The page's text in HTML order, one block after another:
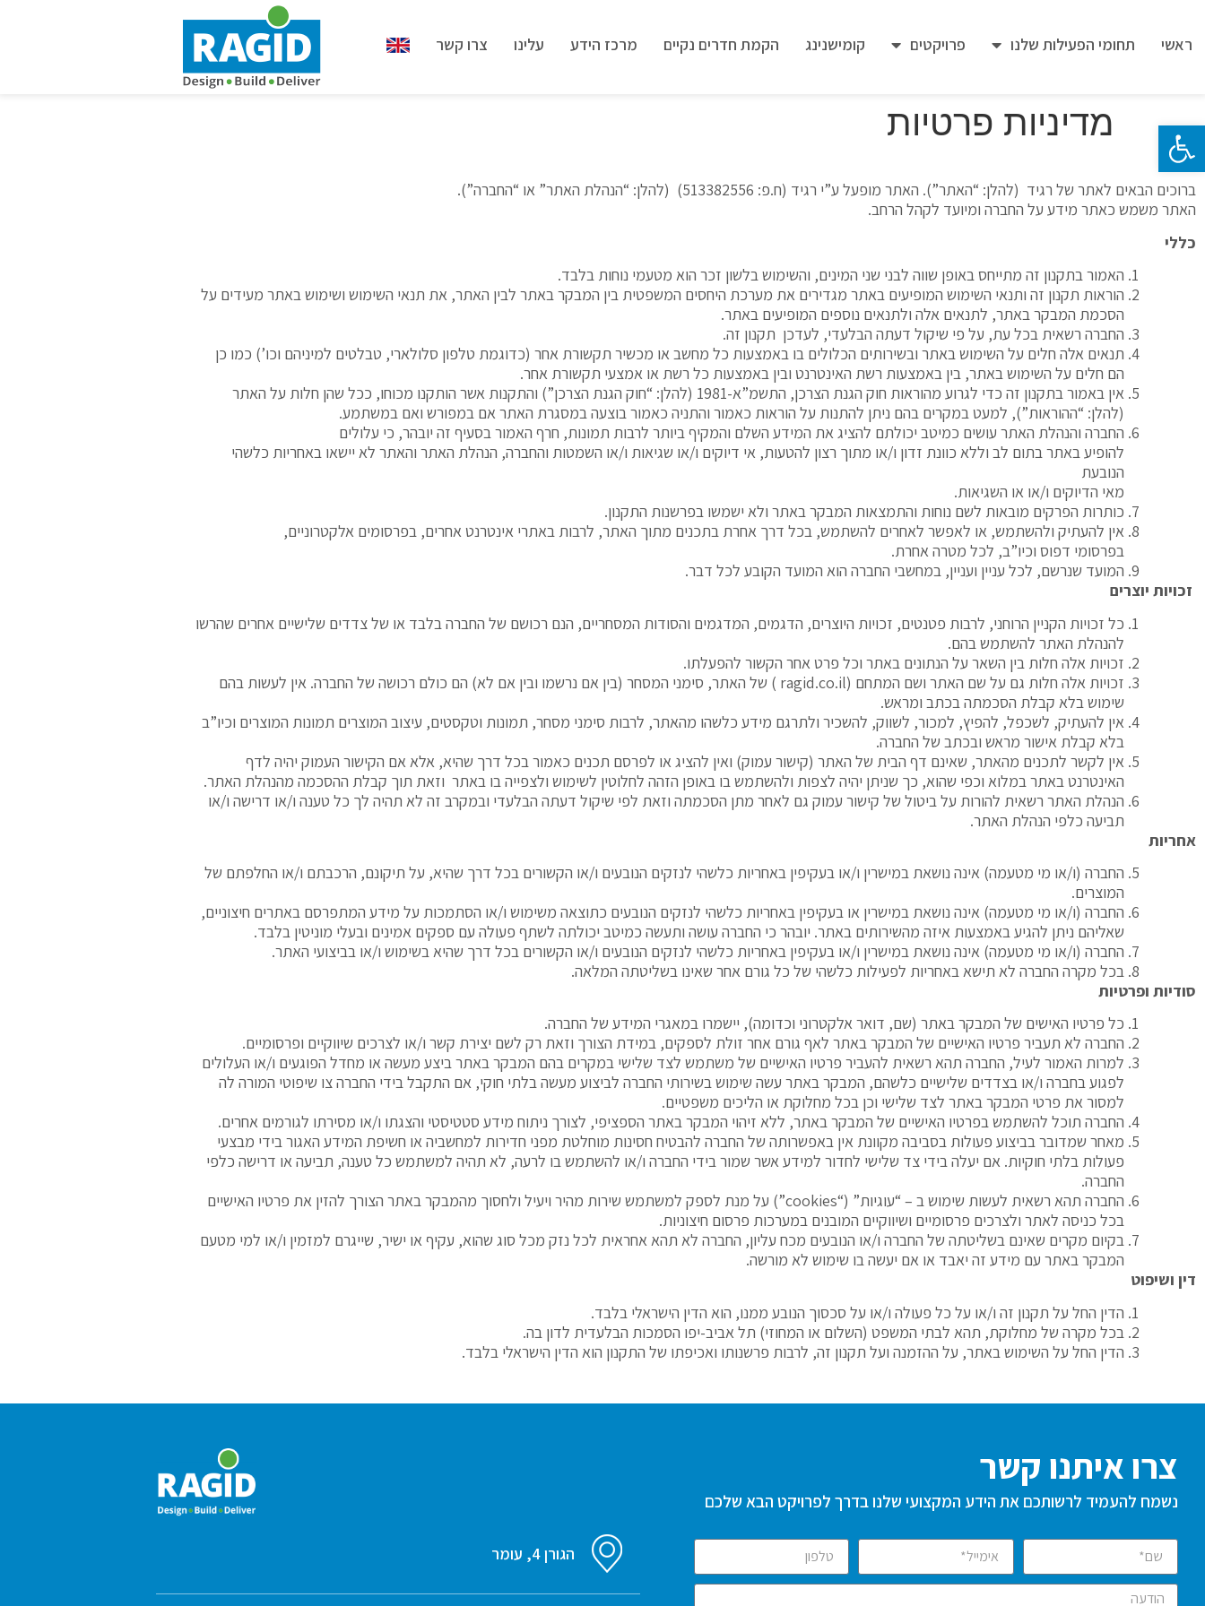
פתח סרגל נגישות
ראשי תחומי הפעילות שלנו פרויקטים קומישנינג הקמת חדרים נקיים מרכז הידע עלינו צרו קשר
מדיניות פרטיות
ברוכים הבאים לאתר של רגיד (להלן: “האתר”). האתר מופעל ע”י רגיד (ח.פ: 513382556) (להלן: “הנהלת האתר” או “החברה”).
האתר משמש כאתר מידע על החברה ומיועד לקהל הרחב.
כללי
האמור בתקנון זה מתייחס באופן שווה לבני שני המינים, והשימוש בלשון זכר הוא מטעמי נוחות בלבד.
הוראות תקנון זה ותנאי השימוש המופיעים באתר מגדירים את מערכת היחסים המשפטית בין המבקר באתר לבין האתר, את תנאי השימוש ושימוש באתר מעידים על
הסכמת המבקר באתר, לתנאים אלה ולתנאים נוספים המופיעים באתר.
החברה רשאית בכל עת, על פי שיקול דעתה הבלעדי, לעדכן תקנון זה.
תנאים אלה חלים על השימוש באתר ובשירותים הכלולים בו באמצעות כל מחשב או מכשיר תקשורת אחר (כדוגמת טלפון סלולארי, טבלטים למיניהם וכו’) כמו כן
הם חלים על השימוש באתר, בין באמצעות רשת האינטרנט ובין באמצעות כל רשת או אמצעי תקשורת אחר.
אין באמור בתקנון זה כדי לגרוע מהוראות חוק הגנת הצרכן, התשמ”א-1981 (להלן: “חוק הגנת הצרכן”) והתקנות אשר הותקנו מכוחו, ככל שהן חלות על האתר
(להלן: “ההוראות”), למעט במקרים בהם ניתן להתנות על הוראות כאמור והתניה כאמור בוצעה במסגרת האתר אם במפורש ואם במשתמע.
החברה והנהלת האתר עושים כמיטב יכולתם להציג את המידע השלם והמקיף ביותר לרבות תמונות, חרף האמור בסעיף זה יובהר, כי עלולים
להופיע באתר בתום לב וללא כוונת זדון ו/או מתוך רצון להטעות, אי דיוקים ו/או שגיאות ו/או השמטות והחברה, הנהלת האתר והאתר לא יישאו באחריות כלשהי
הנובעת
מאי הדיוקים ו/או או השגיאות.
כותרות הפרקים מובאות לשם נוחות והתמצאות המבקר באתר ולא ישמשו בפרשנות התקנון.
אין להעתיק ולהשתמש, או לאפשר לאחרים להשתמש, בכל דרך אחרת בתכנים מתוך האתר, לרבות באתרי אינטרנט אחרים, בפרסומים אלקטרוניים,
בפרסומי דפוס וכיו”ב, לכל מטרה אחרת.
המועד שנרשם, לכל עניין ועניין, במחשבי החברה הוא המועד הקובע לכל דבר.
זכויות יוצרים
כל זכויות הקניין הרוחני, לרבות פטנטים, זכויות היוצרים, הדגמים, המדגמים והסודות המסחריים, הנם רכושם של החברה בלבד או של צדדים שלישיים אחרים שהרשו
להנהלת האתר להשתמש בהם.
זכויות אלה חלות בין השאר על הנתונים באתר וכל פרט אחר הקשור להפעלתו.
זכויות אלה חלות גם על שם האתר ושם המתחם (ragid.co.il ) של האתר, סימני המסחר (בין אם נרשמו ובין אם לא) הם כולם רכושה של החברה. אין לעשות בהם
שימוש בלא קבלת הסכמתה בכתב ומראש.
אין להעתיק, לשכפל, להפיץ, למכור, לשווק, להשכיר ולתרגם מידע כלשהו מהאתר, לרבות סימני מסחר, תמונות וטקסטים, עיצוב המוצרים תמונות המוצרים וכיו”ב
בלא קבלת אישור מראש ובכתב של החברה.
אין לקשר לתכנים מהאתר, שאינם דף הבית של האתר (קישור עמוק) ואין להציג או לפרסם תכנים כאמור בכל דרך שהיא, אלא אם הקישור העמוק יהיה לדף
האינטרנט באתר במלוא וכפי שהוא, כך שניתן יהיה לצפות ולהשתמש בו באופן הזהה לחלוטין לשימוש ולצפייה בו באתר וזאת תוך קבלת ההסכמה מהנהלת האתר.
הנהלת האתר רשאית להורות על ביטול של קישור עמוק גם לאחר מתן הסכמתה וזאת לפי שיקול דעתה הבלעדי ובמקרב זה לא תהיה לך כל טענה ו/או דרישה ו/או
תביעה כלפי הנהלת האתר.
אחריות
החברה (ו/או מי מטעמה) אינה נושאת במישרין ו/או בעקיפין באחריות כלשהי לנזקים הנובעים ו/או הקשורים בכל דרך שהיא, על תיקונם, הרכבתם ו/או החלפתם של
המוצרים.
החברה (ו/או מי מטעמה) אינה נושאת במישרין או בעקיפין באחריות כלשהי לנזקים הנובעים כתוצאה משימוש ו/או הסתמכות על מידע המתפרסם באתרים חיצוניים,
שאליהם ניתן להגיע באמצעות איזה מהשירותים באתר. יובהר כי החברה עושה ותעשה כמיטב יכולתה לשתף פעולה עם ספקים אמינים ובעלי מוניטין בלבד.
החברה (ו/או מי מטעמה) אינה נושאת במישרין ו/או בעקיפין באחריות כלשהי לנזקים הנובעים ו/או הקשורים בכל דרך שהיא בשימוש ו/או בביצועי האתר.
בכל מקרה החברה לא תישא באחריות לפעילות כלשהי של כל גורם אחר שאינו בשליטתה המלאה.
סודיות ופרטיות
כל פרטיו האישים של המבקר באתר (שם, דואר אלקטרוני וכדומה), יישמרו במאגרי המידע של החברה.
החברה לא תעביר פרטיו האישיים של המבקר באתר לאף גורם אחר זולת לספקים, במידת הצורך וזאת רק לשם יצירת קשר ו/או לצרכים שיווקיים ופרסומיים.
למרות האמור לעיל, החברה תהא רשאית להעביר פרטיו האישיים של משתמש לצד שלישי במקרים בהם המבקר באתר ביצע מעשה או מחדל הפוגעים ו/או העלולים
לפגוע בחברה ו/או בצדדים שלישיים כלשהם, המבקר באתר עשה שימוש בשירותי החברה לביצוע מעשה בלתי חוקי, אם התקבל בידי החברה צו שיפוטי המורה לה
למסור את פרטי המבקר באתר לצד שלישי וכן בכל מחלוקת או הליכים משפטיים.
החברה תוכל להשתמש בפרטיו האישיים של המבקר באתר, ללא זיהוי המבקר באתר הספציפי, לצורך ניתוח מידע סטטיסטי והצגתו ו/או מסירתו לגורמים אחרים.
מאחר שמדובר בביצוע פעולות בסביבה מקוונת אין באפשרותה של החברה להבטיח חסינות מוחלטת מפני חדירות למחשביה או חשיפת המידע האגור בידי מבצעי
פעולות בלתי חוקיות. אם יעלה בידי צד שלישי לחדור למידע אשר שמור בידי החברה ו/או להשתמש בו לרעה, לא תהיה למשתמש כל טענה, תביעה או דרישה כלפי
החברה.
החברה תהא רשאית לעשות שימוש ב – “עוגיות” (“cookies”) על מנת לספק למשתמש שירות מהיר ויעיל ולחסוך מהמבקר באתר הצורך להזין את פרטיו האישיים
בכל כניסה לאתר ולצרכים פרסומיים ושיווקיים המובנים במערכות פרסום חיצוניות.
בקיום מקרים שאינם בשליטתה של החברה ו/או הנובעים מכח עליון, החברה לא תהא אחראית לכל נזק מכל סוג שהוא, עקיף או ישיר, שייגרם למזמין ו/או למי מטעם
המבקר באתר עם מידע זה יאבד או אם יעשה בו שימוש לא מורשה.
דין ושיפוט
הדין החל על תקנון זה ו/או על כל פעולה ו/או על סכסוך הנובע ממנו, הוא הדין הישראלי בלבד.
בכל מקרה של מחלוקת, תהא לבתי המשפט (השלום או המחוזי) תל אביב-יפו הסמכות הבלעדית לדון בה.
הדין החל על השימוש באתר, על ההזמנה ועל תקנון זה, לרבות פרשנותו ואכיפתו של התקנון הוא הדין הישראלי בלבד.
צרו איתנו קשר
נשמח להעמיד לרשותכם את הידע המקצועי שלנו בדרך לפרויקט הבא שלכם
הגורן 4, עומר